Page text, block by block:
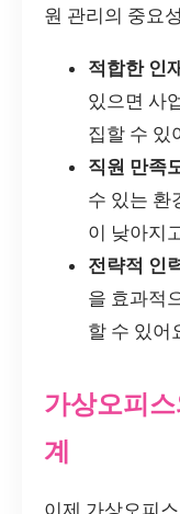
원 관리의 중요
적합한 인
있으면 사
집할 수 있
직원 만족
수 있는 환
이 낮아지
전략적 인
을 효과적
할 수 있어
가상오피
계